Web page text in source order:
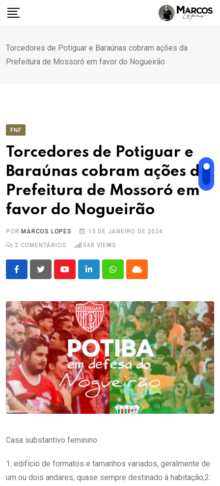
para
conteúdo
Torcedores de Potiguar e Baraúnas cobram ações da
Prefeitura de Mossoró em favor do Nogueirão
FNF
Torcedores de Potiguar e
Baraúnas cobram ações da
Prefeitura de Mossoró em
favor do Nogueirão
PORMARCOS LOPES
15 DE JANEIRO DE 2024
2 COMENTÁRIOS 548 VIEWS
YoutubeLinkedInWhatsappCloud
Casa substantivo feminino
1. edifício de formatos e tamanhos variados, geralmente de
um ou dois andares, quase sempre destinado à habitação;2.